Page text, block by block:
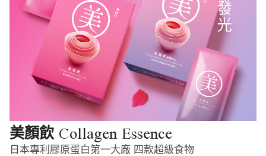
美顏飲 Collagen Essence
日本專利膠原蛋白第一大廠 四款超級食物